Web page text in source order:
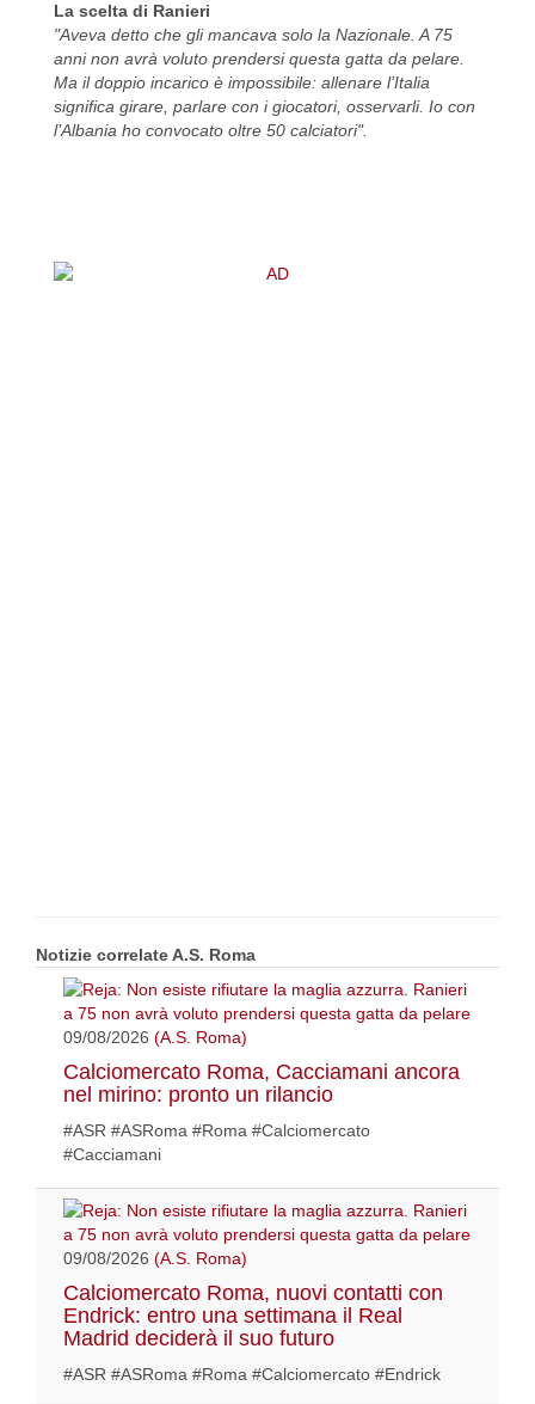
La scelta di Ranieri
"Aveva detto che gli mancava solo la Nazionale. A 75
anni non avrà voluto prendersi questa gatta da pelare.
Ma il doppio incarico è impossibile: allenare l’Italia
significa girare, parlare con i giocatori, osservarli. Io con
l’Albania ho convocato oltre 50 calciatori".
Notizie correlate A.S. Roma
09/08/2026 (A.S. Roma)
Calciomercato Roma, Cacciamani ancora
nel mirino: pronto un rilancio
#ASR #ASRoma #Roma #Calciomercato
#Cacciamani
09/08/2026 (A.S. Roma)
Calciomercato Roma, nuovi contatti con
Endrick: entro una settimana il Real
Madrid deciderà il suo futuro
#ASR #ASRoma #Roma #Calciomercato #Endrick